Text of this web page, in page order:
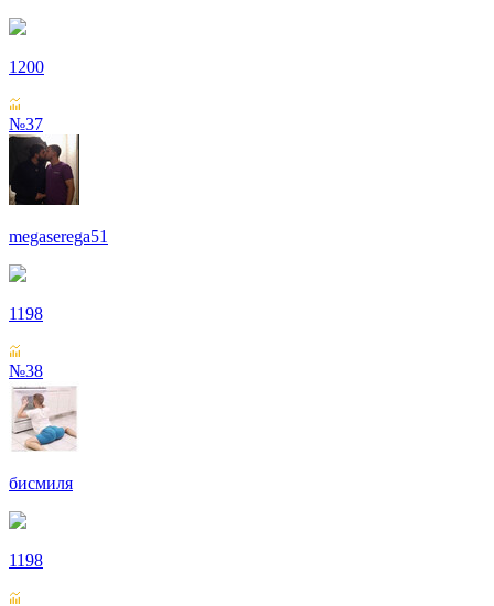
1200
№37
megaserega51
1198
№38
бисмиля
1198